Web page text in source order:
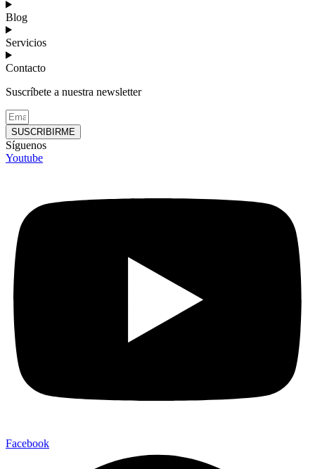
Blog
Servicios
Contacto
Suscríbete a nuestra newsletter
SUSCRIBIRME
Síguenos
Youtube
Facebook